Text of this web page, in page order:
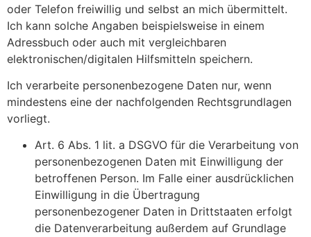
oder Telefon freiwillig und selbst an mich übermittelt.
Ich kann solche Angaben beispielsweise in einem
Adressbuch oder auch mit vergleichbaren
elektronischen/digitalen Hilfsmitteln speichern.
Ich verarbeite personenbezogene Daten nur, wenn
mindestens eine der nachfolgenden Rechtsgrundlagen
vorliegt.
Art. 6 Abs. 1 lit. a DSGVO für die Verarbeitung von
personenbezogenen Daten mit Einwilligung der
betroffenen Person. Im Falle einer ausdrücklichen
Einwilligung in die Übertragung
personenbezogener Daten in Drittstaaten erfolgt
die Datenverarbeitung außerdem auf Grundlage